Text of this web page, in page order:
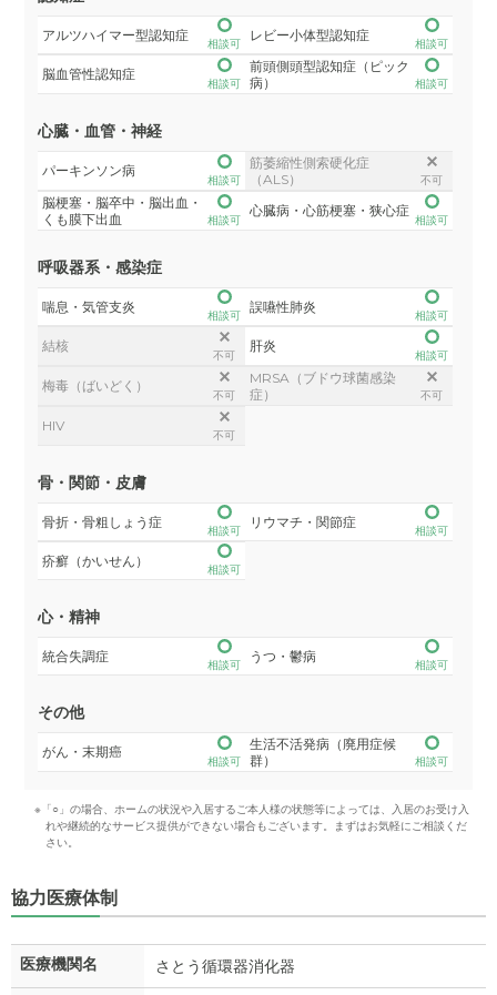
アルツハイマー型認知症
相談可
レビー小体型認知症
相談可
脳血管性認知症
相談可
前頭側頭型認知症（ピック
病）
相談可
心臓・血管・神経
パーキンソン病
相談可
筋萎縮性側索硬化症
（ALS）
不可
脳梗塞・脳卒中・脳出血・
くも膜下出血
相談可
心臓病・心筋梗塞・狭心症
相談可
呼吸器系・感染症
喘息・気管支炎
相談可
誤嚥性肺炎
相談可
結核
不可
肝炎
相談可
梅毒（ばいどく）
不可
MRSA（ブドウ球菌感染
症）
不可
HIV
不可
骨・関節・皮膚
骨折・骨粗しょう症
相談可
リウマチ・関節症
相談可
疥癬（かいせん）
相談可
心・精神
統合失調症
相談可
うつ・鬱病
相談可
その他
がん・末期癌
相談可
生活不活発病（廃用症候
群）
相談可
※「○」の場合、ホームの状況や入居するご本人様の状態等によっては、入居のお受け入
れや継続的なサービス提供ができない場合もございます。まずはお気軽にご相談くだ
さい。
協力医療体制
医療機関名 さとう循環器消化器